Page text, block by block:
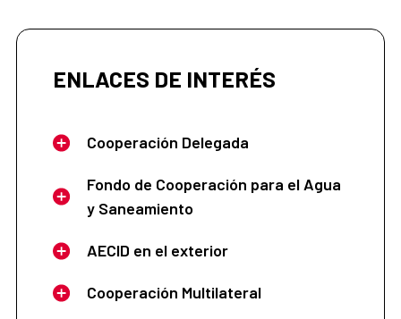
ENLACES DE INTERÉS
Cooperación Delegada
Fondo de Cooperación para el Agua
y Saneamiento
AECID en el exterior
Cooperación Multilateral